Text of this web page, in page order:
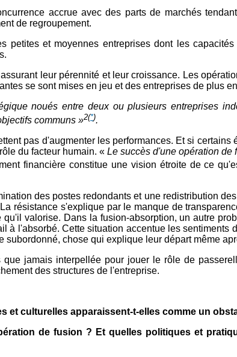
accrue avec des parts de marchés
de regroupement.
et moyennes entreprises dont les
leur pérennité et leur croissance. Les
se sont mises en jeu et des entreprises de plus
noués entre deux ou plusieurs entreprises
communs »2(*).
pas d'augmenter les performances. Et si
du facteur humain. «Le succès d'une opération de
financière constitue une vision étroite de ce
des postes redondants et une redistribution
résistance s'explique par le manque de
valorise. Dans la fusion-absorption, un autre
l'absorbé. Cette situation accentue les sentiments
chose qui explique leur départ même
jamais interpellée pour jouer le rôle de
des structures de l'entreprise.
et culturelles apparaissent-t-elles comme un
de fusion ? Et quelles politiques et